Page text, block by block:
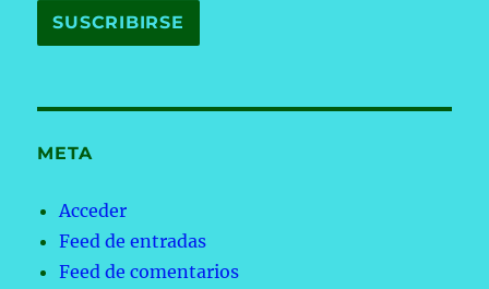
META
Acceder
Feed de entradas
Feed de comentarios